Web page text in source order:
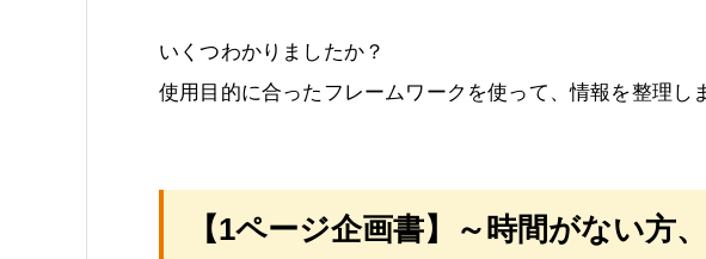
いくつわかりましたか？
使用目的に合ったフレームワークを使って、情報を整理し
【1ページ企画書】～時間がない方